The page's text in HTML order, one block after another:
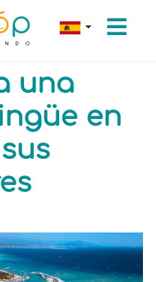
una
en